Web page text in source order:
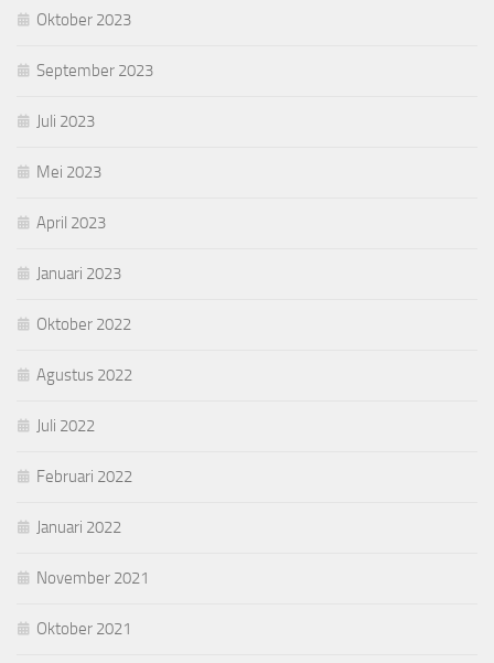
Oktober 2023
September 2023
Juli 2023
Mei 2023
April 2023
Januari 2023
Oktober 2022
Agustus 2022
Juli 2022
Februari 2022
Januari 2022
November 2021
Oktober 2021